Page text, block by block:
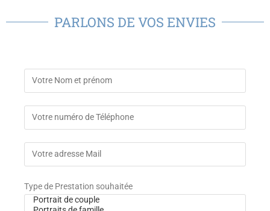
PARLONS DE VOS ENVIES
Type de Prestation souhaitée